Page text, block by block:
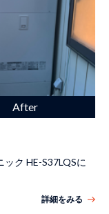
ク HE-S37LQSに
詳細をみる